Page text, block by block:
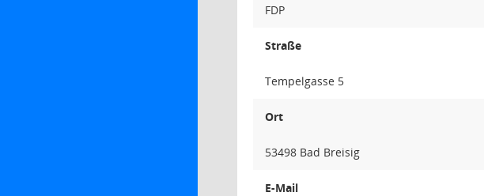
FDP
Straße
Tempelgasse 5
Ort
53498 Bad Breisig
E-Mail